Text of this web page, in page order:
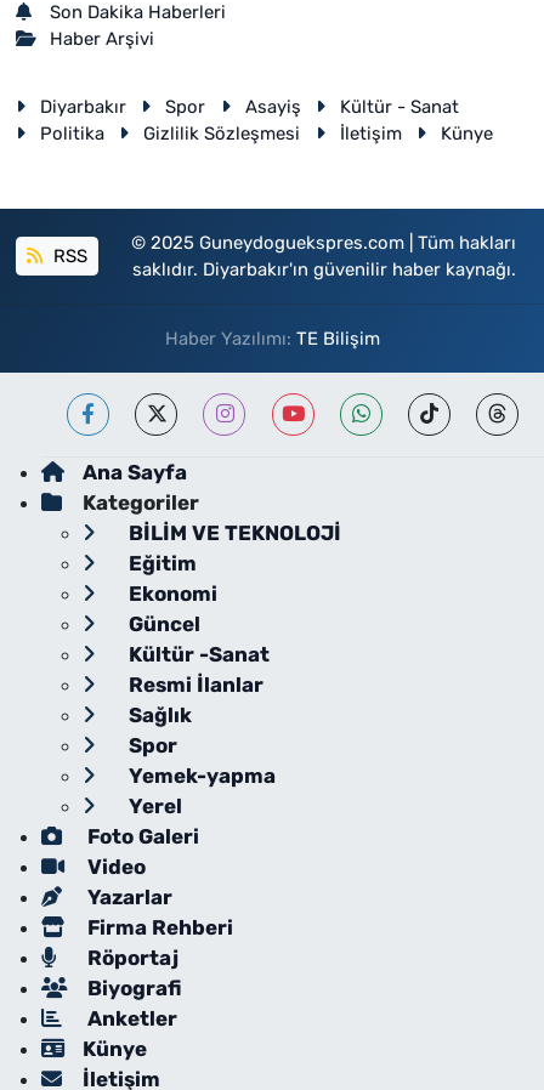
Son Dakika Haberleri
Haber Arşivi
Diyarbakır Spor Asayiş
Kültür - Sanat
Politika
Gizlilik Sözleşmesi İletişim Künye
RSS
© 2025 Guneydoguekspres.com | Tüm hakları
saklıdır. Diyarbakır'ın güvenilir haber kaynağı.
Haber Yazılımı: TE Bilişim
Ana Sayfa
Kategoriler
BİLİM VE TEKNOLOJİ
Eğitim
Ekonomi
Güncel
Kültür -Sanat
Resmi İlanlar
Sağlık
Spor
Yemek-yapma
Yerel
Foto Galeri
Video
Yazarlar
Firma Rehberi
Röportaj
Biyografi
Anketler
Künye
İletişim